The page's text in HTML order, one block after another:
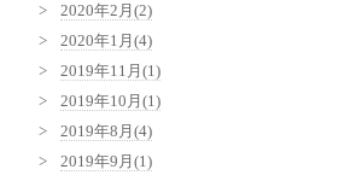
2020年2月(2)
2020年1月(4)
2019年11月(1)
2019年10月(1)
2019年8月(4)
2019年9月(1)